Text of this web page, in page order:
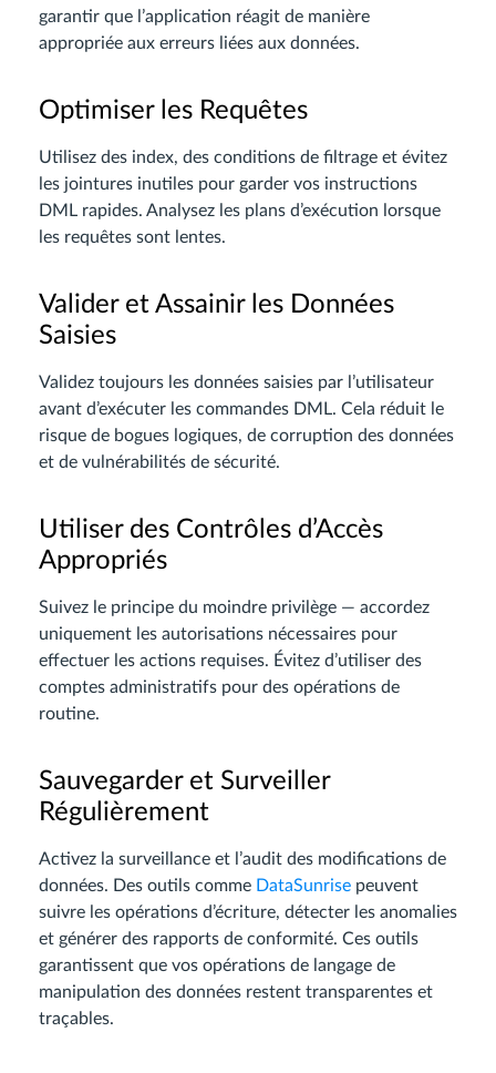
garantir que l’application réagit de manière
appropriée aux erreurs liées aux données.
Optimiser les Requêtes
Utilisez des index, des conditions de filtrage et évitez
les jointures inutiles pour garder vos instructions
DML rapides. Analysez les plans d’exécution lorsque
les requêtes sont lentes.
Valider et Assainir les Données
Saisies
Validez toujours les données saisies par l’utilisateur
avant d’exécuter les commandes DML. Cela réduit le
risque de bogues logiques, de corruption des données
et de vulnérabilités de sécurité.
Utiliser des Contrôles d’Accès
Appropriés
Suivez le principe du moindre privilège — accordez
uniquement les autorisations nécessaires pour
effectuer les actions requises. Évitez d’utiliser des
comptes administratifs pour des opérations de
routine.
Sauvegarder et Surveiller
Régulièrement
Activez la surveillance et l’audit des modifications de
données. Des outils comme DataSunrise peuvent
suivre les opérations d’écriture, détecter les anomalies
et générer des rapports de conformité. Ces outils
garantissent que vos opérations de langage de
manipulation des données restent transparentes et
traçables.